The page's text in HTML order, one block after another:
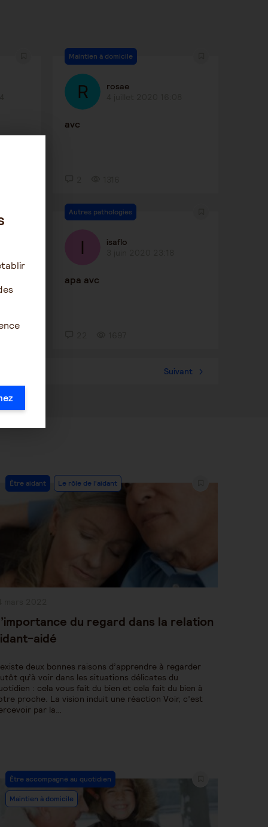
Maintien à domicile
rosae
avc
Autres pathologies
isaflo
apa avc
Suivant
Post
Category:
Être aidant Le rôle de l'aidant
du regard dans la relation
aidé
deux bonnes raisons d’apprendre à regarder
qu’à voir dans les situations délicates du
: cela vous fait du bien et cela fait du bien à
proche. La vision induit une réaction Voir, c’est
par la…
Post
Category:
Être accompagné au quotidien
Maintien à domicile